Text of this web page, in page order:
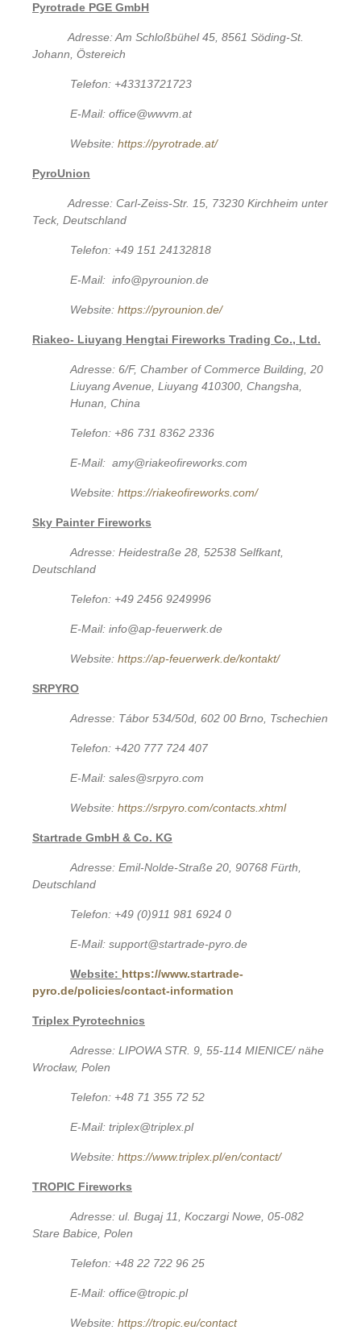
Pyrotrade PGE GmbH
Adresse: Am Schloßbühel 45, 8561 Söding-St.
Johann, Östereich
Telefon: +43313721723
E-Mail: office@wwvm.at
Website:https://pyrotrade.at/
PyroUnion
Adresse: Carl-Zeiss-Str. 15, 73230 Kirchheim unter
Teck, Deutschland
Telefon: +49 151 24132818
E-Mail: info@pyrounion.de
Website:https://pyrounion.de/
Riakeo- Liuyang Hengtai Fireworks Trading Co., Ltd.
Adresse: 6/F, Chamber of Commerce Building, 20
Liuyang Avenue, Liuyang 410300, Changsha,
Hunan, China
Telefon: +86 731 8362 2336
E-Mail: amy@riakeofireworks.com
Website:https://riakeofireworks.com/
Sky Painter Fireworks
Adresse: Heidestraße 28, 52538 Selfkant,
Deutschland
Telefon: +49 2456 9249996
E-Mail: info@ap-feuerwerk.de
Website:https://ap-feuerwerk.de/kontakt/
SRPYRO
Adresse: Tábor 534/50d, 602 00 Brno, Tschechien
Telefon: +420 777 724 407
E-Mail: sales@srpyro.com
Website:https://srpyro.com/contacts.xhtml
Startrade GmbH & Co. KG
Adresse: Emil-Nolde-Straße 20, 90768 Fürth,
Deutschland
Telefon: +49 (0)911 981 6924 0
E-Mail: support@startrade-pyro.de
Website: https://www.startrade-
pyro.de/policies/contact-information
Triplex Pyrotechnics
Adresse: LIPOWA STR. 9, 55-114 MIENICE/ nähe
Wrocław, Polen
Telefon: +48 71 355 72 52
E-Mail: triplex@triplex.pl
Website:https://www.triplex.pl/en/contact/
TROPIC Fireworks
Adresse: ul. Bugaj 11, Koczargi Nowe, 05-082
Stare Babice, Polen
Telefon: +48 22 722 96 25
E-Mail: office@tropic.pl
Website:https://tropic.eu/contact